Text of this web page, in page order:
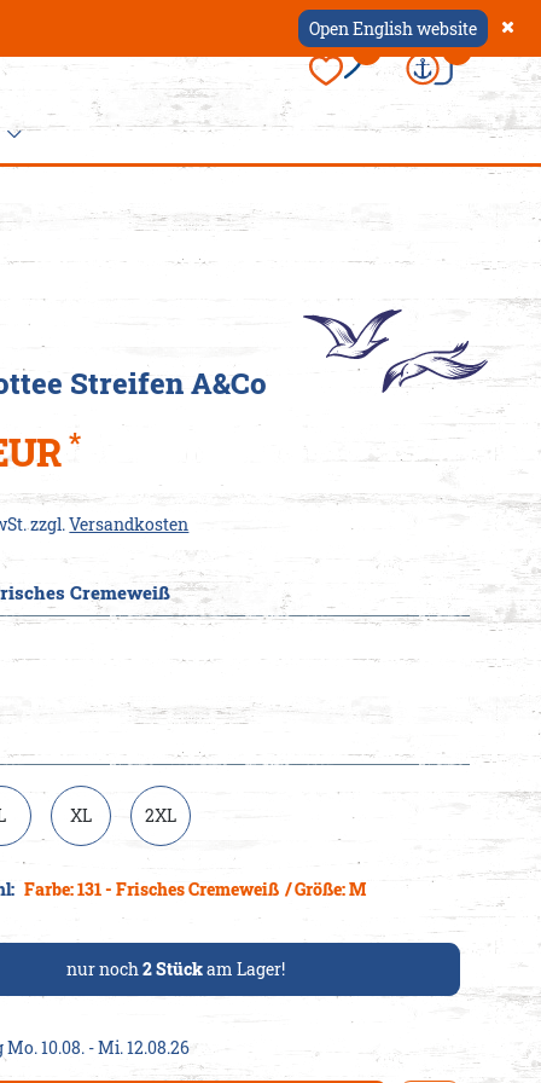
Open English website
0 0
Dein
Accessoires
Streifen A&Co
*
zzgl.Versandkosten
Cremeweiß
XL 2XL
Farbe: 131 - Frisches Cremeweiß / Größe: M
nur noch2Stückam Lager!
10.08. - Mi. 12.08.26